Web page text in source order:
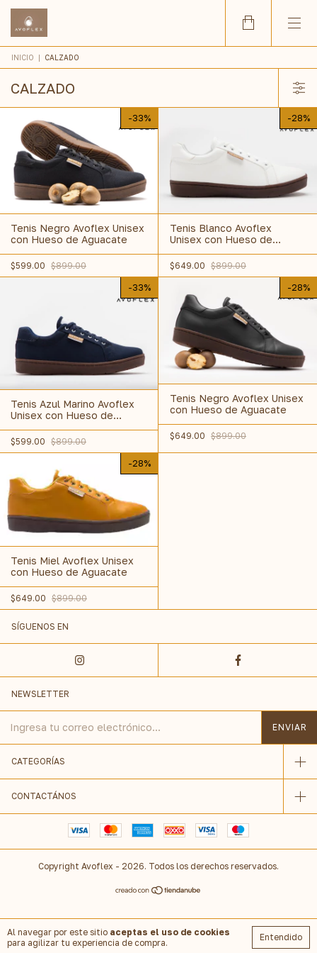
Al navegar por este sitio aceptas el uso de cookies
para agilizar tu experiencia de compra.
Entendido
INICIO | CALZADO
CALZADO
-33%
Tenis Negro Avoflex Unisex
con Hueso de Aguacate
$599.00 $899.00
-28%
Tenis Blanco Avoflex
Unisex con Hueso de
$649.00 $899.00
-33%
Tenis Azul Marino Avoflex
Unisex con Hueso de
$599.00 $899.00
-28%
Tenis Negro Avoflex Unisex
con Hueso de Aguacate
$649.00 $899.00
-28%
Tenis Miel Avoflex Unisex
con Hueso de Aguacate
$649.00 $899.00
SÍGUENOS EN
NEWSLETTER
CATEGORÍAS
CONTACTÁNOS
Copyright Avoflex - 2026. Todos los derechos reservados.